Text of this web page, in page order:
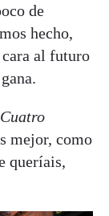
de
hecho,
al futuro
Cuatro
mejor, como
queríais,